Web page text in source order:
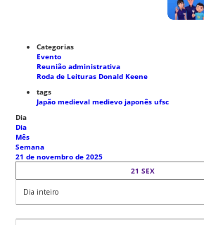
Categorias
Evento
Reunião administrativa
Roda de Leituras Donald Keene
tags
Japão medievalmedievo japonêsufsc
Dia
Dia
Mês
Semana
21 de novembro de 2025
21 SEX
Dia inteiro